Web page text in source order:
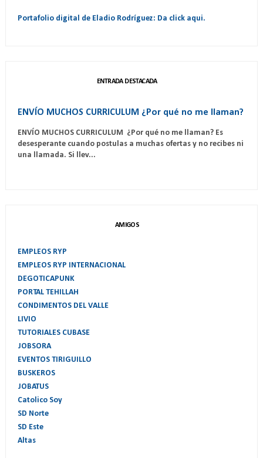
Portafolio digital de Eladio Rodríguez: Da click aqui.
ENTRADA DESTACADA
ENVÍO MUCHOS CURRICULUM ¿Por qué no me llaman?
ENVÍO MUCHOS CURRICULUM ¿Por qué no me llaman? Es
desesperante cuando postulas a muchas ofertas y no recibes ni
una llamada. Si llev...
AMIGOS
EMPLEOS RYP
EMPLEOS RYP INTERNACIONAL
DEGOTICAPUNK
PORTAL TEHILLAH
CONDIMENTOS DEL VALLE
LIVIO
TUTORIALES CUBASE
JOBSORA
EVENTOS TIRIGUILLO
BUSKEROS
JOBATUS
Catolico Soy
SD Norte
SD Este
Altas